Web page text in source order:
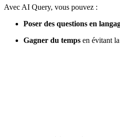
Avec AI Query, vous pouvez :
Poser des questions en
Gagner du temps en évitant